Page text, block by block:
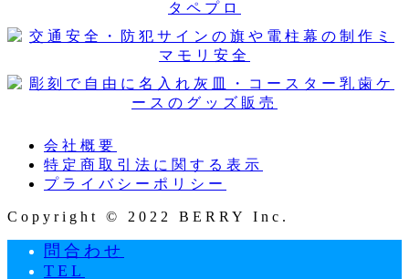
会社概要
特定商取引法に関する表示
プライバシーポリシー
Copyright © 2022 BERRY Inc.
問合わせ
TEL